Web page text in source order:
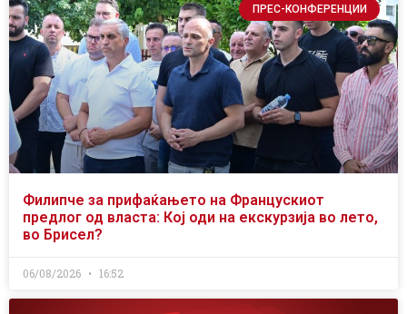
ПРЕС-КОНФЕРЕНЦИИ
Филипче за прифаќањето на Францускиот
предлог од власта: Кој оди на екскурзија во лето,
во Брисел?
06/08/2026 16:52